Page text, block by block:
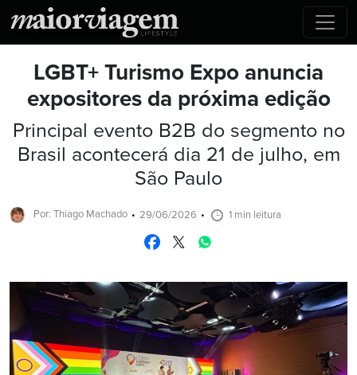
LGBT+ Turismo Expo anuncia
expositores da próxima edição
Principal evento B2B do segmento no
Brasil acontecerá dia 21 de julho, em
São Paulo
Por: Thiago Machado 29/06/2026 1 min leitura